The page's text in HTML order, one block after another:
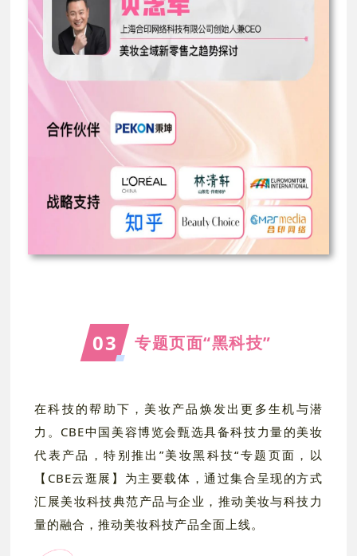
03 专题页面“黑科技”
在科技的帮助下，美妆产品焕发出更多生机与潜
力。CBE中国美容博览会甄选具备科技力量的美妆
代表产品，特别推出”美妆黑科技“专题页面， 以
【CBE云逛展】为主要载体，通过集合呈现的方式
汇展美妆科技典范产品与企业，推动美妆与科技力
量的融合，推动美妆科技产品全面上线。